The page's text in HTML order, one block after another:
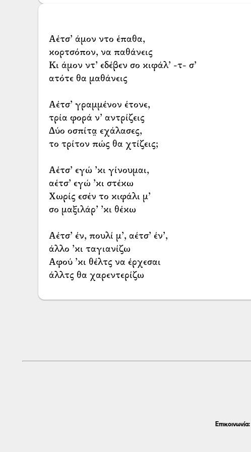
Αέτσ’ άμον ντο έπαθα,
κορτσόπον, να παθάνεις
Κι άμον ντ’ εδέβεν σο κιφάλ’ -τ- σ’
ατότε θα μαθάνεις
Αέτσ’ γραμμένον έτονε,
τρία φορά ν’ αντρίζεις
Δύο οσπίτα̤ εχάλασες,
το τρίτον πώς θα χτίζεις;
Αέτσ’ εγώ ’κι γίνουμαι,
αέτσ’ εγώ ’κι στέκω
Χωρίς εσέν το κιφάλι μ’
σο μαξιλάρ’ ’κι θέκω
Αέτσ’ έν, πουλί μ’, αέτσ’ έν’,
άλλο ’κι ταγιανίζω
Αφού ’κι θέλτς να έρχεσαι
άλλτς θα χαρεντερίζω
Επικοινωνία: